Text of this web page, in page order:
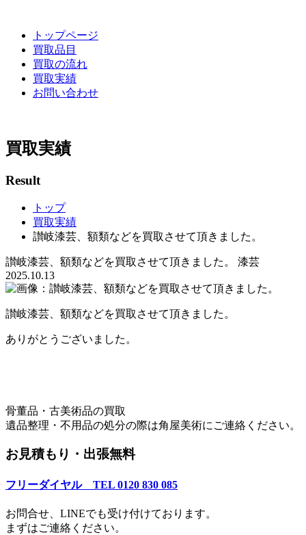
トップページ
買取品目
買取の流れ
買取実績
お問い合わせ
買取実績
Result
トップ
買取実績
讃岐漆芸、額類などを買取させて頂きました。
讃岐漆芸、額類などを買取させて頂きました。
漆芸
2025.10.13
讃岐漆芸、額類などを買取させて頂きました。
ありがとうございました。
骨董品・古美術品の買取
遺品整理・不用品の処分の際は角屋美術にご連絡ください。
お見積もり・出張無料
フリーダイヤル TEL 0120 830 085
お問合せ、LINEでも受け付けております。
まずはご連絡ください。